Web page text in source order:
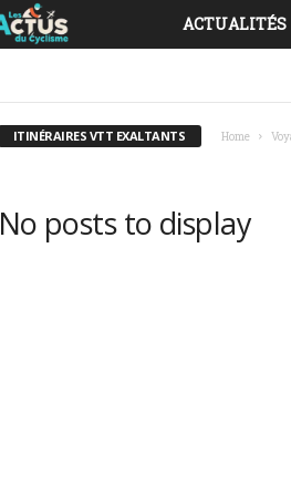
c
ACTUALITÉS
ITINÉRAIRES VTT EXALTANTS Home
No posts to display